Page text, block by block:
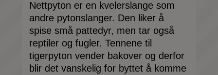
Nettpyton er en kvelerslange som
andre pytonslanger. Den liker å
spise små pattedyr, men tar også
reptiler og fugler. Tennene til
tigerpyton vender bakover og derfor
blir det vanskelig for byttet å komme